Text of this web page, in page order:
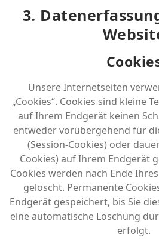
3.
Unsere Internetseiten
„Cookies“. Cookies sind kleine
auf Ihrem Endgerät keinen
entweder vorübergehend für
(Session-Cookies) oder
Cookies) auf Ihrem Endgerät
Cookies werden nach Ende
gelöscht. Permanente
Endgerät gespeichert, bis Sie
eine automatische Löschung
erfolgt.